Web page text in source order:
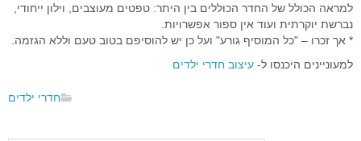
למראה הכולל של החדר הכוללים בין היתר: טפטים מעוצבים, וילון ייחודי,
נברשת יוקרתית ועוד אין ספור אפשרויות.
* אך זכרו – "כל המוסיף גורע" ועל כן יש להוסיפם בטוב טעם וללא הגזמה.
למעוניינים היכנסו ל- עיצוב חדרי ילדים
חדרי ילדים